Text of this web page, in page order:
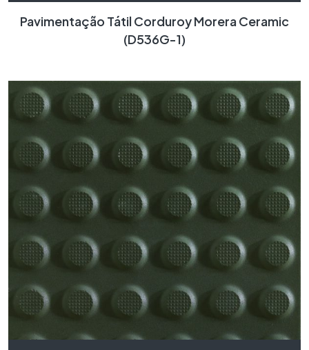
Pavimentação Tátil Corduroy Morera Ceramic
(D536G-1)